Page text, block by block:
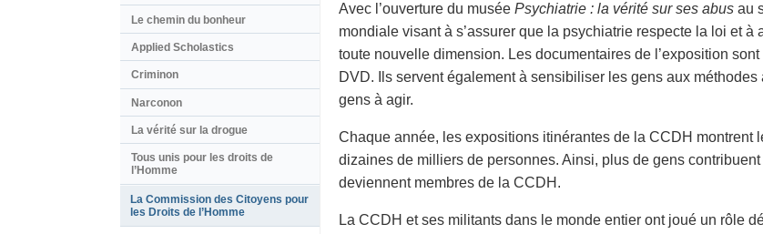
Avec l’ouverture du musée Psychiatrie : la vérité sur ses abus au
mondiale visant à s’assurer que la psychiatrie respecte la loi et
toute nouvelle dimension. Les documentaires de l’exposition
DVD. Ils servent également à sensibiliser les gens aux
gens à agir.
Chaque année, les expositions itinérantes de la CCDH montrent
dizaines de milliers de personnes. Ainsi, plus de gens
deviennent membres de la CCDH.
La CCDH et ses militants dans le monde entier ont joué un rôle
Le chemin du bonheur
Applied Scholastics
Criminon
Narconon
La vérité sur la drogue
Tous unis pour les droits de
l’Homme
La Commission des Citoyens pour
les Droits de l’Homme